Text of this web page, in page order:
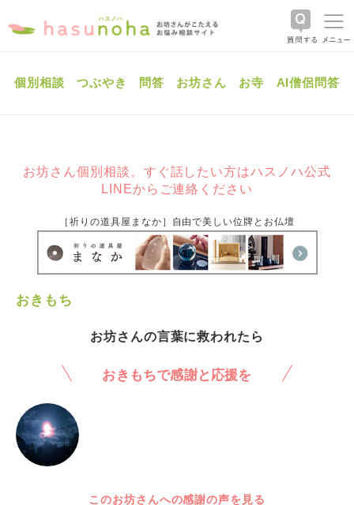
個別相談 つぶやき 問答 お坊さん お寺 AI僧侶問答
お坊さん個別相談。すぐ話したい方はハスノハ公式
LINEからご連絡ください
［祈りの道具屋まなか］自由で美しい位牌とお仏壇
おきもち
お坊さんの言葉に救われたら
おきもちで感謝と応援を
このお坊さんへの感謝の声を見る